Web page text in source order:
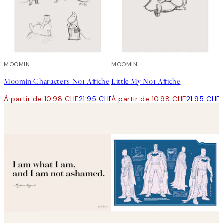
50%*
MOOMIN
Moomin Characters No1 Affiche
À partir de 10.98 CHF21.95 CHF
50%*
MOOMIN
Little My No1 Affiche
À partir de 10.98 CHF21.95 CHF